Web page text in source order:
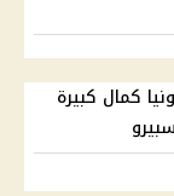
كمال كبيرة